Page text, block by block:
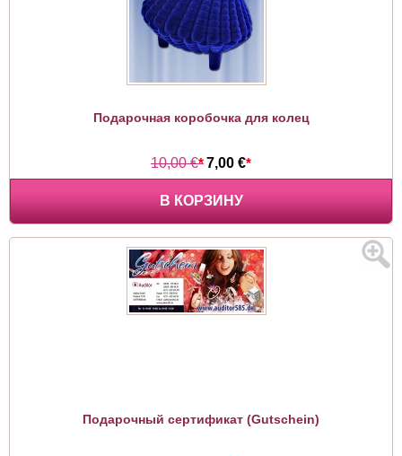
Подарочная коробочка для колец
10,00 €*7,00 €*
В КОРЗИНУ
Подарочный сертификат (Gutschein)